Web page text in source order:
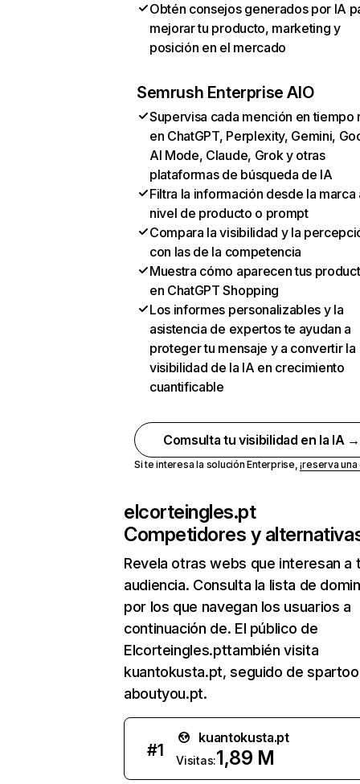
Obtén consejos generados por IA
mejorar tu producto, marketing y
posición en el mercado
Semrush Enterprise AIO
Supervisa cada mención en tiempo
en ChatGPT, Perplexity, Gemini,
AI Mode, Claude, Grok y otras
plataformas de búsqueda de IA
Filtra la información desde la marca
nivel de producto o prompt
Compara la visibilidad y la
con las de la competencia
Muestra cómo aparecen tus
en ChatGPT Shopping
Los informes personalizables y la
asistencia de expertos te ayudan a
proteger tu mensaje y a convertir la
visibilidad de la IA en crecimiento
cuantificable
Comsulta tu visibilidad en la IA →
Si te interesa la solución Enterprise,¡reserva
elcorteingles.pt
Competidores y
Revela otras webs que interesan a
audiencia. Consulta la lista de
por los que navegan los usuarios a
continuación de. El público de
Elcorteingles.pttambién visita
kuantokusta.pt, seguido de
aboutyou.pt.
#1
kuantokusta.pt
Visitas:1,89 M